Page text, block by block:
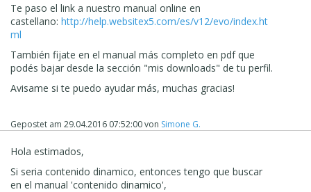
Te paso el link a nuestro manual online en
castellano: http://help.websitex5.com/es/v12/evo/index.ht
ml
También fijate en el manual más completo en pdf que
podés bajar desde la sección "mis downloads" de tu perfil.
Avisame si te puedo ayudar más, muchas gracias!
Gepostet am 29.04.2016 07:52:00von Simone G.
Hola estimados,
Si seria contenido dinamico, entonces tengo que buscar
en el manual 'contenido dinamico',